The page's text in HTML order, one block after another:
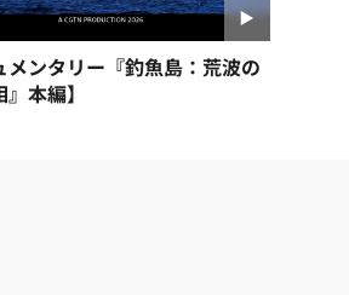
メンタリー『釣魚島：荒波の
本編】